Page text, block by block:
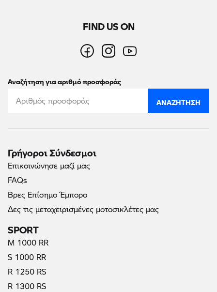
FIND US ON
Αναζήτηση για αριθμό προσφοράς
ΑΝΑΖΉΤΗΣΗ
Γρήγοροι Σύνδεσμοι
Επικοινώνησε μαζί μας
FAQs
Βρες Επίσημο Έμπορο
Δες τις μεταχειρισμένες μοτοσικλέτες μας
SPORT
M 1000 RR
S 1000 RR
R 1250 RS
R 1300 RS